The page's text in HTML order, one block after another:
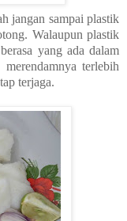
jangan sampai plastik
Walaupun plastik
yang ada dalam
terlebih
terjaga.